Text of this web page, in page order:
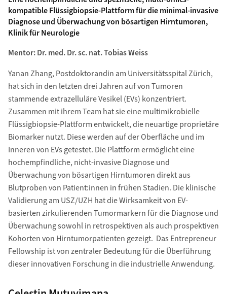
kompatible Flüssigbiopsie-Plattform für die minimal-invasive
Diagnose und Überwachung von bösartigen Hirntumoren,
Klinik für Neurologie
Mentor: Dr. med. Dr. sc. nat. Tobias Weiss
Yanan Zhang, Postdoktorandin am Universitätsspital Zürich,
hat sich in den letzten drei Jahren auf von Tumoren
stammende extrazelluläre Vesikel (EVs) konzentriert.
Zusammen mit ihrem Team hat sie eine multimikrobielle
Flüssigbiopsie-Plattform entwickelt, die neuartige proprietäre
Biomarker nutzt. Diese werden auf der Oberfläche und im
Inneren von EVs getestet. Die Plattform ermöglicht eine
hochempfindliche, nicht-invasive Diagnose und
Überwachung von bösartigen Hirntumoren direkt aus
Blutproben von Patient:innen in frühen Stadien. Die klinische
Validierung am USZ/UZH hat die Wirksamkeit von EV-
basierten zirkulierenden Tumormarkern für die Diagnose und
Überwachung sowohl in retrospektiven als auch prospektiven
Kohorten von Hirntumorpatienten gezeigt. Das Entrepreneur
Fellowship ist von zentraler Bedeutung für die Überführung
dieser innovativen Forschung in die industrielle Anwendung.